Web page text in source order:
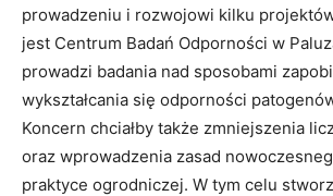
prowadzeniu i rozwojowi kilku
jest Centrum Badań Odporności w
prowadzi badania nad sposobami
wykształcania się odporności
Koncern chciałby także zmniejszenia
oraz wprowadzenia zasad
praktyce ogrodniczej. W tym celu